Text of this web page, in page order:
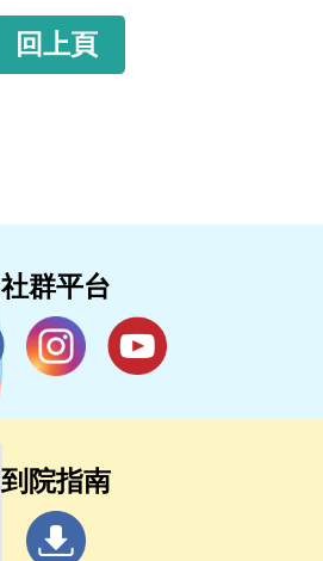
回上頁
社群平台
到院指南